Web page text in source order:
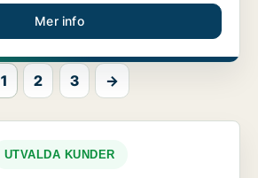
Mer info
1 2 3 →
UTVALDA KUNDER